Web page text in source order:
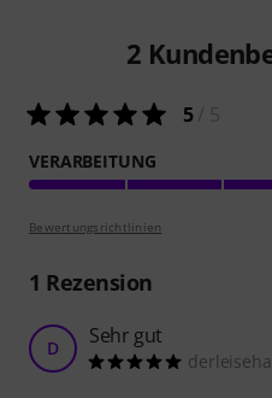
2
5/ 5
VERARBEITUNG
Bewertungsrichtlinien
1 Rezension
D Sehr gut